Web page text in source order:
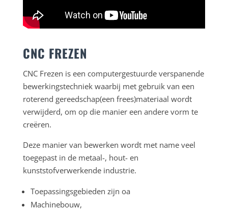
CNC FREZEN
CNC Frezen is een computergestuurde verspanende
bewerkingstechniek waarbij met gebruik van een
roterend gereedschap(een frees)materiaal wordt
verwijderd, om op die manier een andere vorm te
creëren.
Deze manier van bewerken wordt met name veel
toegepast in de metaal-, hout- en
kunststofverwerkende industrie.
Toepassingsgebieden zijn oa
Machinebouw,